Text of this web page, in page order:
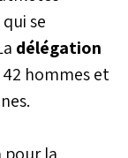
les
dans
la
et 18
se
délégation
hommes et